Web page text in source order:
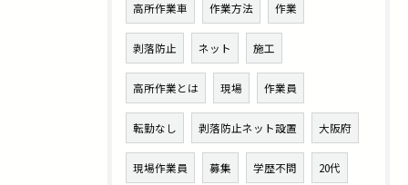
高所作業車 作業方法 作業
剥落防止 ネット 施工
高所作業とは 現場 作業員
転勤なし 剥落防止ネット設置 大阪府
現場作業員 募集 学歴不問 20代